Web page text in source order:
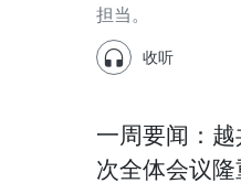
担当。
收听
一周要闻：
次全体会议